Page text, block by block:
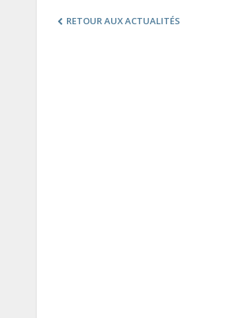
RETOUR AUX ACTUALITÉS